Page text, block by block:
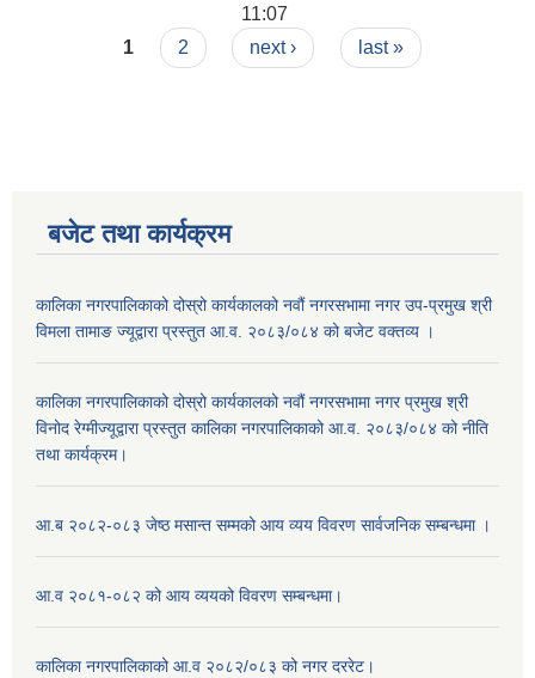
11:07
Pages
1 2 next › last »
बजेट तथा कार्यक्रम
कालिका नगरपालिकाको दोस्रो कार्यकालको नवौं नगरसभामा नगर उप-प्रमुख श्री
विमला तामाङ ज्यूद्वारा प्रस्तुत आ.व. २०८३/०८४ को बजेट वक्तव्य ।
कालिका नगरपालिकाको दोस्रो कार्यकालको नवौं नगरसभामा नगर प्रमुख श्री
विनोद रेग्मीज्यूद्वारा प्रस्तुत कालिका नगरपालिकाको आ.व. २०८३/०८४ को नीति
तथा कार्यक्रम।
आ.ब २०८२-०८३ जेष्ठ मसान्त सम्मको आय व्यय विवरण सार्वजनिक सम्बन्धमा ।
आ.व २०८१-०८२ को आय व्ययको विवरण सम्बन्धमा।
कालिका नगरपालिकाको आ.व २०८२/०८३ को नगर दररेट।